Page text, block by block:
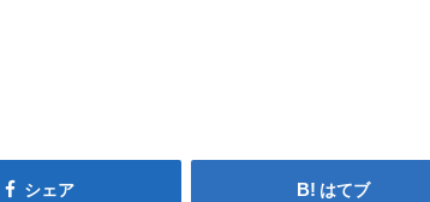
シェア はてブ